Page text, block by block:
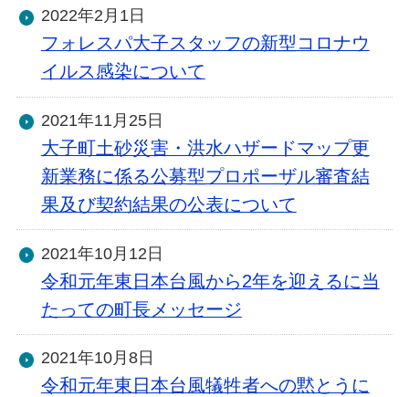
2022年2月1日
フォレスパ大子スタッフの新型コロナウ
イルス感染について
2021年11月25日
大子町土砂災害・洪水ハザードマップ更
新業務に係る公募型プロポーザル審査結
果及び契約結果の公表について
2021年10月12日
令和元年東日本台風から2年を迎えるに当
たっての町長メッセージ
2021年10月8日
令和元年東日本台風犠牲者への黙とうに